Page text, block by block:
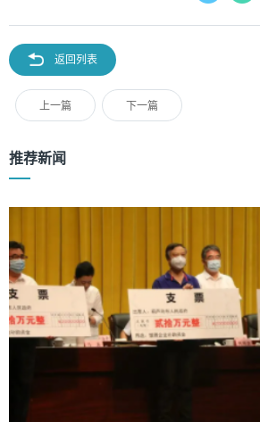
返回列表
上一篇 下一篇
推荐新闻